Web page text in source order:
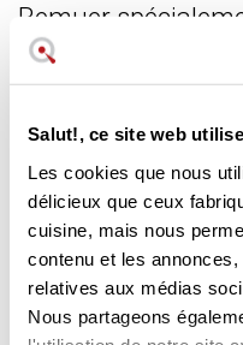
Salut!, ce site web
Les cookies que nous
délicieux que ceux
cuisine, mais nous
contenu et les
relatives aux médias
Nous partageons
Remuer
La cuillère-spatule sert à
remuer, à sauter et à
enlever les débris collés,
fouetter, faire sauter,
Cetteélégante spatule
silicone de haute qualité,
d'une forme concave qui
en bois doux et arrondi
sans se brûler. Des
nombreuses années